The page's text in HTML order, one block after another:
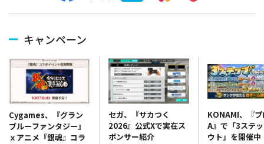
キャンペーン
Cygames、『グラン
ブルーファンタジー』
ｘアニメ『銀魂』コラ
セガ、『サカつく
2026』公式Xで実在ス
ポンサー紹介
KONAMI、『
A』で「3ステ
ウト」を開催中